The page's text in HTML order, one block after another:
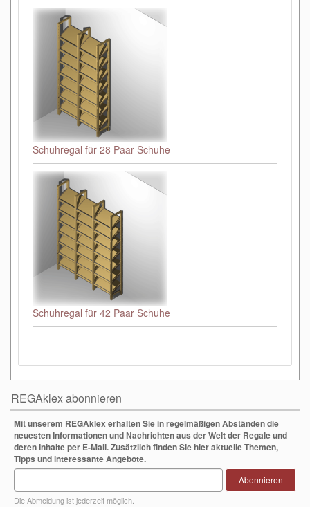
Schuhregal für 28 Paar Schuhe
Schuhregal für 42 Paar Schuhe
REGAklex abonnieren
Mit unserem REGAklex erhalten Sie in regelmäßigen Abständen die
neuesten Informationen und Nachrichten aus der Welt der Regale und
deren Inhalte per E-Mail. Zusätzlich finden Sie hier aktuelle Themen,
Tipps und interessante Angebote.
Die Abmeldung ist jederzeit möglich.
Abonnieren